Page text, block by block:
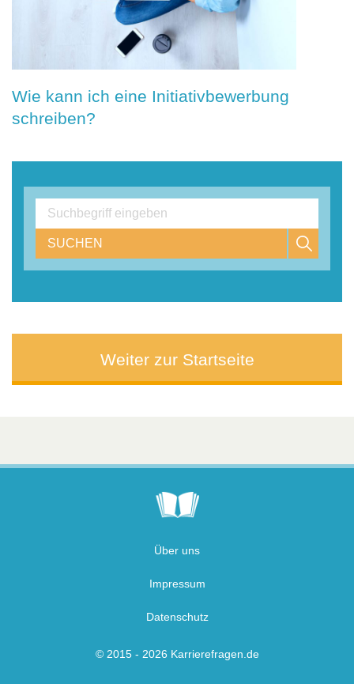
Wie kann ich eine Initiativbewerbung
schreiben?
SUCHEN
Weiter zur Startseite
Über uns
Impressum
Datenschutz
© 2015 - 2026 Karrierefragen.de